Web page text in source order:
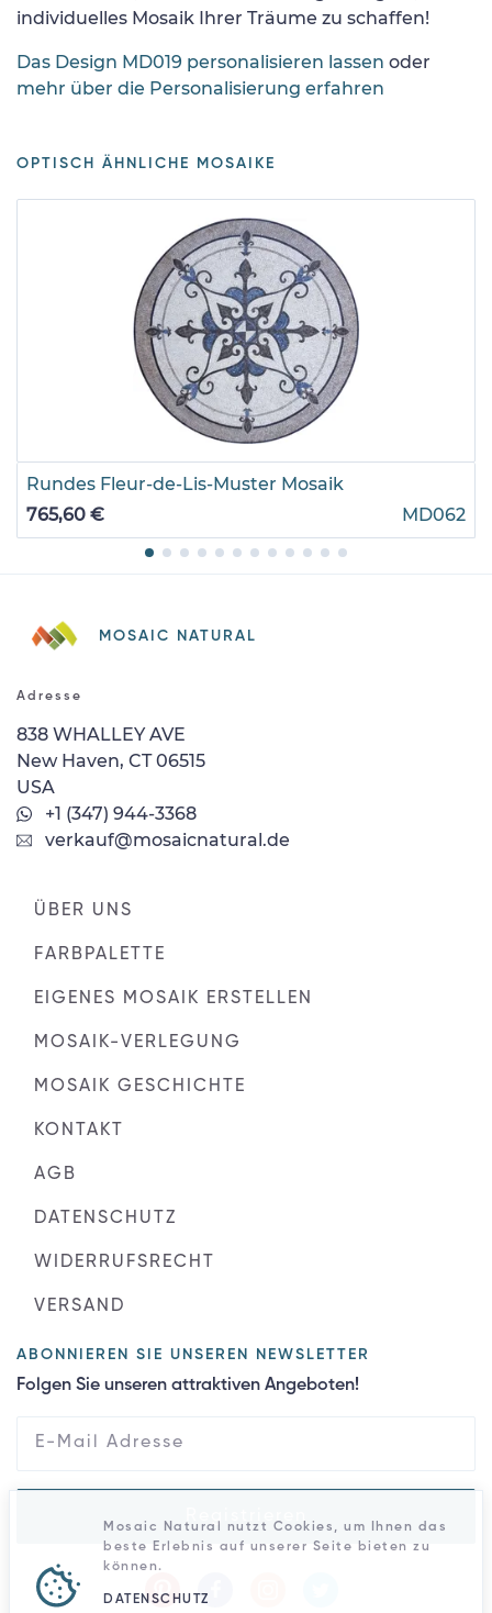
individuelles Mosaik Ihrer Träume zu schaffen!
Das Design MD019 personalisieren lassen oder
mehr über die Personalisierung erfahren
OPTISCH ÄHNLICHE MOSAIKE
Rundes Fleur-de-Lis-Muster Mosaik
765,60 €
MD062
MOSAIC NATURAL
Adresse
838 WHALLEY AVE
New Haven, CT 06515
USA
+1 (347) 944-3368
verkauf@mosaicnatural.de
ÜBER UNS
FARBPALETTE
EIGENES MOSAIK ERSTELLEN
MOSAIK-VERLEGUNG
MOSAIK GESCHICHTE
KONTAKT
AGB
DATENSCHUTZ
WIDERRUFSRECHT
VERSAND
ABONNIEREN SIE UNSEREN NEWSLETTER
Folgen Sie unseren attraktiven Angeboten!
Mosaic Natural nutzt Cookies, um Ihnen das
beste Erlebnis auf unserer Seite bieten zu
können.
DATENSCHUTZ